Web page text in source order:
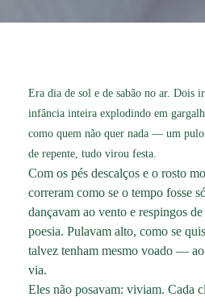
Era dia de sol e de sabão no ar. Dois
infância inteira explodindo em
como quem não quer nada — um
de repente, tudo virou festa.
Com os pés descalços e o rosto
correram como se o tempo fosse
dançavam ao vento e respingos
poesia. Pulavam alto, como se
talvez tenham mesmo voado —
via.
Eles não posavam: viviam. Cada